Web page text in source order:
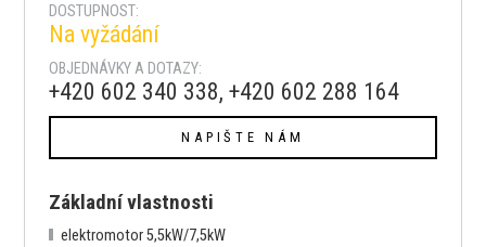
DOSTUPNOST:
Na vyžádání
OBJEDNÁVKY A DOTAZY:
+420 602 340 338, +420 602 288 164
NAPIŠTE NÁM
Základní vlastnosti
elektromotor 5,5kW/7,5kW